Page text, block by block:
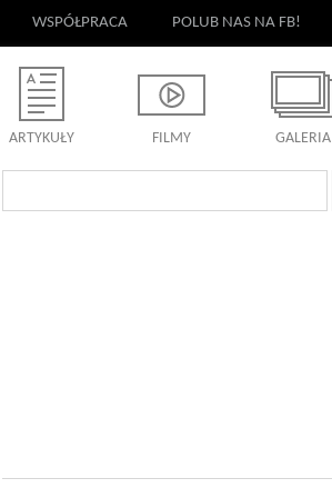
WSPÓŁPRACA POLUB NAS NA FB!
ARTYKUŁY FILMY GALERIA